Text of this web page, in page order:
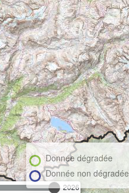
2026
Donnée dégradée
Donnée non dégradée